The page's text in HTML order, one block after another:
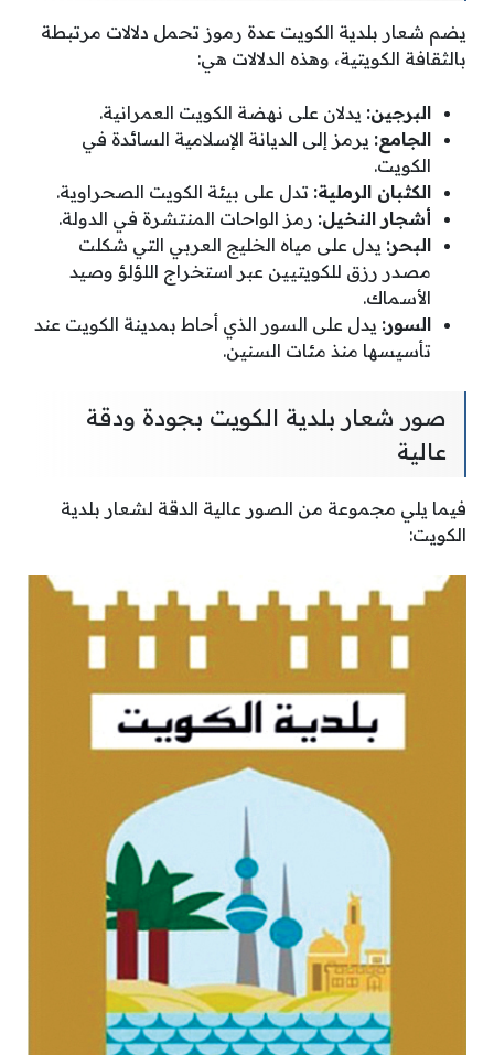
يضم شعار بلدية الكويت عدة رموز تحمل دلالات مرتبطة
بالثقافة الكويتية، وهذه الدلالات هي:
البرجين: يدلان على نهضة الكويت العمرانية.
الجامع: يرمز إلى الديانة الإسلامية السائدة في
الكويت.
الكثبان الرملية: تدل على بيئة الكويت الصحراوية.
أشجار النخيل: رمز الواحات المنتشرة في الدولة.
البحر: يدل على مياه الخليج العربي التي شكلت
مصدر رزق للكويتيين عبر استخراج اللؤلؤ وصيد
الأسماك.
السور: يدل على السور الذي أحاط بمدينة الكويت عند
تأسيسها منذ مئات السنين.
صور شعار بلدية الكويت بجودة ودقة
عالية
فيما يلي مجموعة من الصور عالية الدقة لشعار بلدية
الكويت: